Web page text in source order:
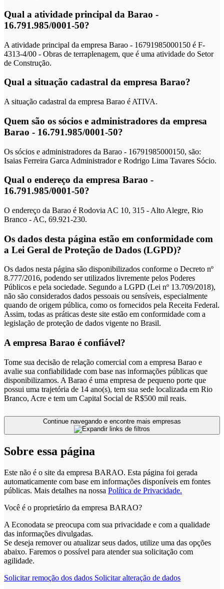
Qual a atividade principal da Barao -
16.791.985/0001-50?
A atividade principal da empresa Barao - 16791985000150 é F-
4313-4/00 - Obras de terraplenagem, que é uma atividade do Setor
de Construção.
Qual a situação cadastral da empresa Barao?
A situação cadastral da empresa Barao é ATIVA.
Quem são os sócios e administradores da empresa
Barao - 16.791.985/0001-50?
Os sócios e administradores da Barao - 16791985000150, são:
Isaias Ferreira Garca Administrador e Rodrigo Lima Tavares Sócio.
Qual o endereço da empresa Barao -
16.791.985/0001-50?
O endereço da Barao é Rodovia AC 10, 315 - Alto Alegre, Rio
Branco - AC, 69.921-230.
Os dados desta página estão em conformidade com
a Lei Geral de Proteção de Dados (LGPD)?
Os dados nesta página são disponibilizados conforme o Decreto nº
8.777/2016, podendo ser utilizados livremente pelos Poderes
Públicos e pela sociedade. Segundo a LGPD (Lei nº 13.709/2018),
não são considerados dados pessoais ou sensíveis, especialmente
quando de origem pública, como os fornecidos pela Receita Federal.
Assim, todas as práticas deste site estão em conformidade com a
legislação de proteção de dados vigente no Brasil.
A empresa Barao é confiável?
Tome sua decisão de relação comercial com a empresa Barao e
avalie sua confiabilidade com base nas informações públicas que
disponibilizamos. A Barao é uma empresa de pequeno porte que
possui uma trajetória de 14 ano(s), tem sua sede localizada em Rio
Branco, Acre e tem um Capital Social de R$500 mil reais.
Sobre essa página
Este não é o site da empresa BARAO. Esta página foi gerada
automaticamente com base em informações disponíveis em fontes
públicas. Mais detalhes na nossa Política de Privacidade.
Você é o proprietário da empresa BARAO?
A Econodata se preocupa com sua privacidade e com a qualidade
das informações divulgadas.
Se deseja remover ou atualizar seus dados, utilize uma das opções
abaixo. Faremos o possível para atender sua solicitação com
agilidade.
Solicitar remoção dos dados Solicitar alteração de dados